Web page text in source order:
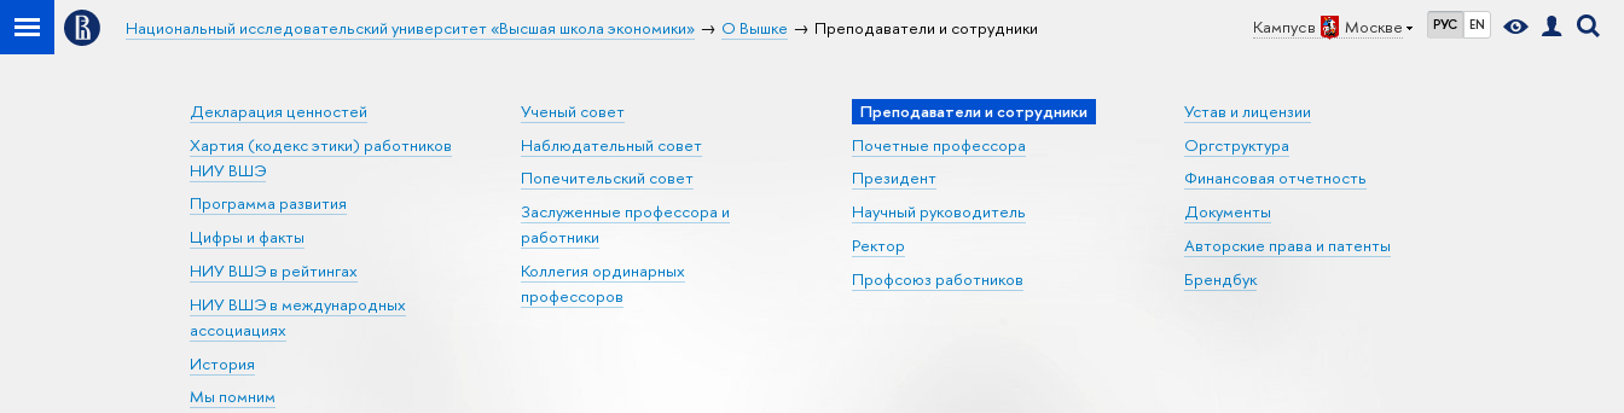
Кампус в Москве РУС EN
Национальный исследовательский университет «Высшая школа экономики» О Вышке Преподаватели и сотрудники
Декларация ценностей
Хартия (кодекс этики) работников
НИУ ВШЭ
Программа развития
Цифры и факты
НИУ ВШЭ в рейтингах
НИУ ВШЭ в международных
ассоциациях
История
Мы помним
Ученый совет
Наблюдательный совет
Попечительский совет
Заслуженные профессора и
работники
Коллегия ординарных
профессоров
Преподаватели и сотрудники
Почетные профессора
Президент
Научный руководитель
Ректор
Профсоюз работников
Устав и лицензии
Оргструктура
Финансовая отчетность
Документы
Авторские права и патенты
Брендбук